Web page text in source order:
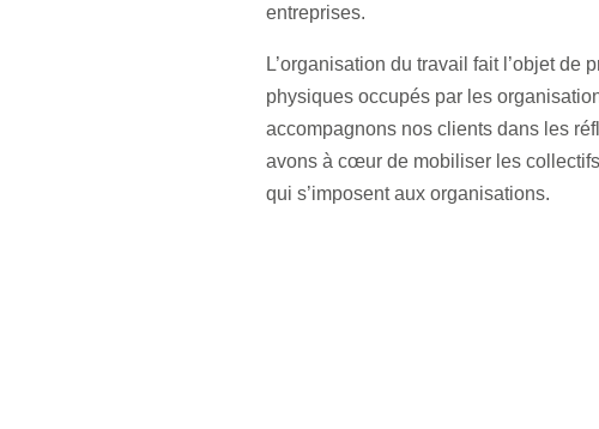
entreprises.
L’organisation du travail fait l’objet de
physiques occupés par les
accompagnons nos clients dans les
avons à cœur de mobiliser les
qui s’imposent aux organisations.